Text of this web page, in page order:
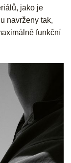
jako je
navrženy tak,
funkční